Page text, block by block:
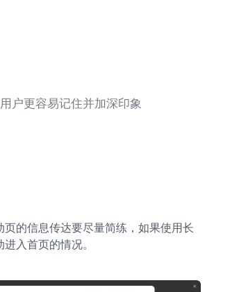
户更容易记住并加深印象
的信息传达要尽量简练，如果使用长
入首页的情况。